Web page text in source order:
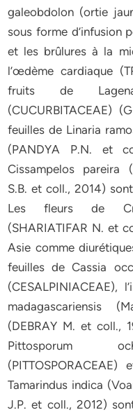
galeobdolon (ortie
sous forme d’infusion
et les brûlures à la
l’œdème cardiaque
fruits de
(CUCURBITACEAE)
feuilles de Linaria
(PANDYA P.N. et
Cissampelos pareira
S.B. et coll., 2014)
Les fleurs de
(SHARIATIFAR N. et
Asie comme
feuilles de Cassia
(CESALPINIACEAE),
madagascariensis
(DEBRAY M. et coll.,
Pittosporum
Tamarindus indica
J.P. et coll., 2012)